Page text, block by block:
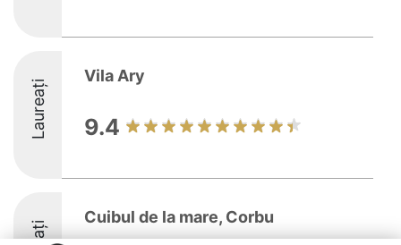
Laureați
Vila Ary
9.4
Cuibul de la mare, Corbu